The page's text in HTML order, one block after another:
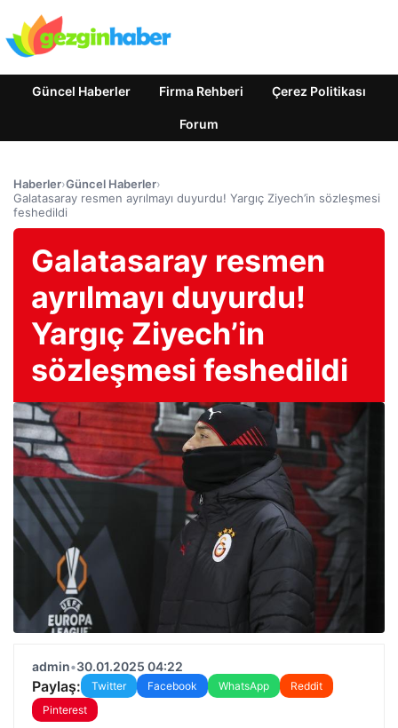
Güncel Haberler Firma Rehberi Çerez Politikası
Forum
Haberler›Güncel Haberler›
Galatasaray resmen ayrılmayı duyurdu! Yargıç Ziyech’in sözleşmesi
feshedildi
Galatasaray resmen
ayrılmayı duyurdu!
Yargıç Ziyech’in
sözleşmesi feshedildi
admin•30.01.2025 04:22
Paylaş: Twitter Facebook WhatsApp
Reddit
Pinterest